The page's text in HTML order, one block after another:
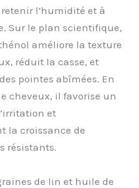
l’humidité et à
Sur le plan scientifique,
améliore la texture
réduit la casse, et
pointes abîmées. En
cheveux, il favorise un
et
la croissance de
résistants.
de lin et huile de